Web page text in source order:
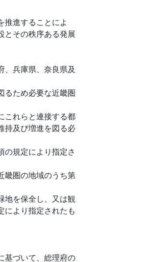
推進することによ
とその秩序ある発展
、兵庫県、奈良県及
るため必要な近畿圏
これらと連接する都
持及び増進を図る必
の規定により指定さ
畿圏の地域のうち第
地を保全し、又は観
により指定されたも
基づいて、総理府の